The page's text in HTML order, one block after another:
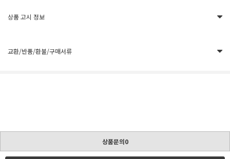
상품 고시 정보
교환/반품/환불/구매서류
상품문의0